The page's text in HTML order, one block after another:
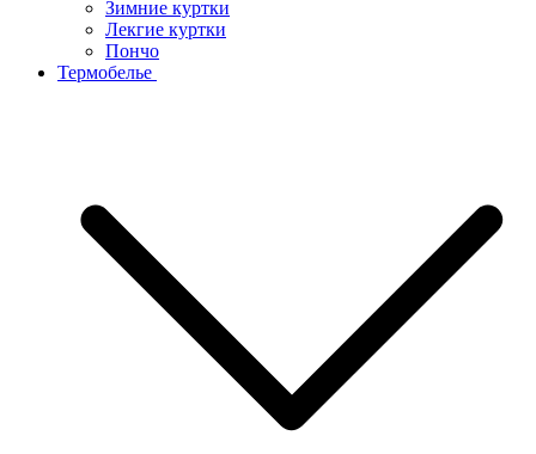
Зимние куртки
Лекгие куртки
Пончо
Термобелье